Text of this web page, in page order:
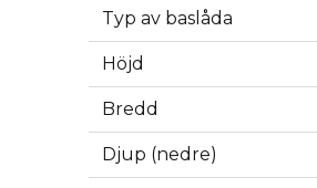
Typ av baslåda
Höjd
Bredd
Djup (nedre)